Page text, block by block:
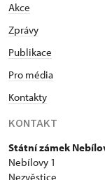
Akce
Zprávy
Publikace
Pro média
Kontakty
KONTAKT
Státní zámek
Nebílovy 1
Nezvěstice